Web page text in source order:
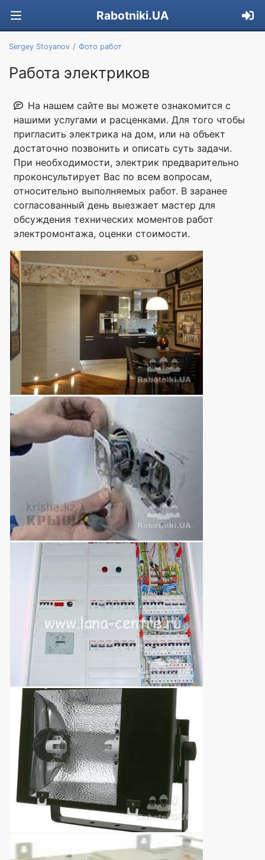
Rabotniki.UA
Sergey Stoyanov Фото работ
Работа электриков
На нашем сайте вы можете ознакомится с
нашими услугами и расценками. Для того чтобы
пригласить электрика на дом, или на объект
достаточно позвонить и описать суть задачи.
При необходимости, электрик предварительно
проконсультирует Вас по всем вопросам,
относительно выполняемых работ. В заранее
согласованный день выезжает мастер для
обсуждения технических моментов работ
электромонтажа, оценки стоимости.